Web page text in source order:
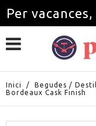
Per
a
Inici / Begudes /
Bordeaux Cask Finish